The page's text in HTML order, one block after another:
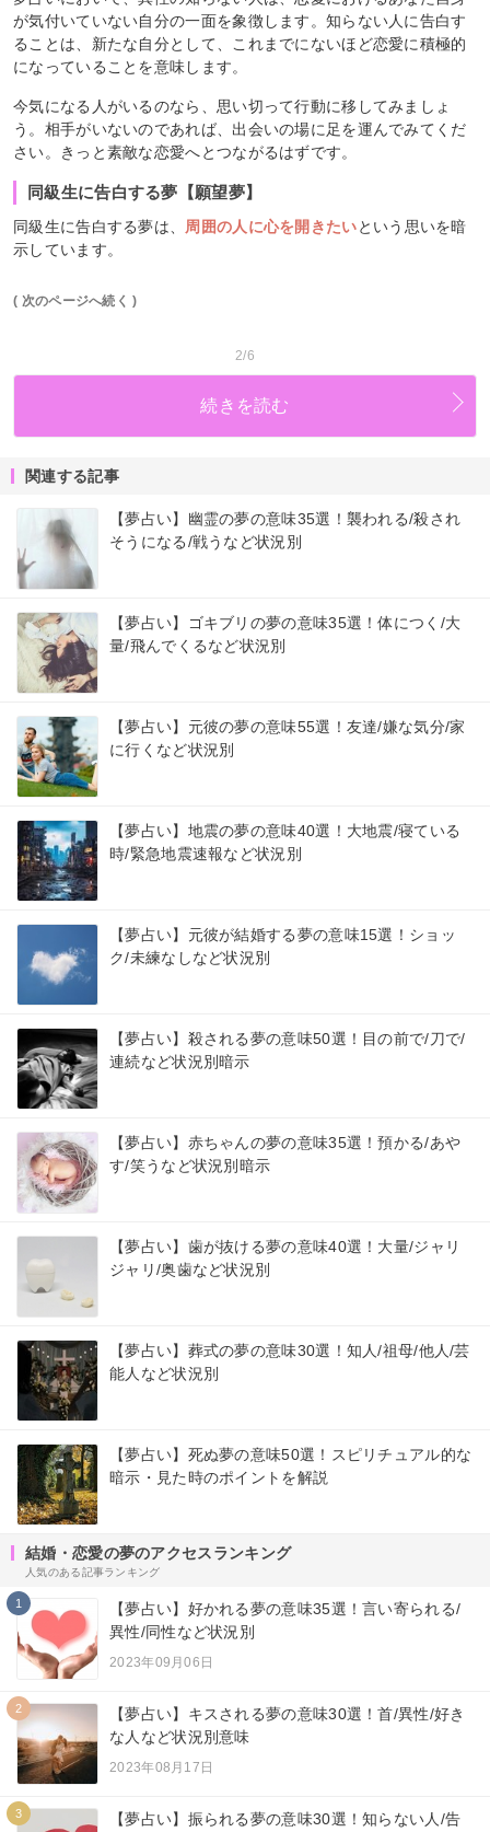
が気付いていない自分の一面を象徴します。知らない人に告白す
ることは、新たな自分として、これまでにないほど恋愛に積極的
になっていることを意味します。
今気になる人がいるのなら、思い切って行動に移してみましょ
う。相手がいないのであれば、出会いの場に足を運んでみてくだ
さい。きっと素敵な恋愛へとつながるはずです。
同級生に告白する夢【願望夢】
同級生に告白する夢は、 周囲の人に心を開きたいという思いを暗
示しています。
( 次のページへ続く )
2/6
続きを読む
関連する記事
【夢占い】幽霊の夢の意味35選！襲われる/殺され
そうになる/戦うなど状況別
【夢占い】ゴキブリの夢の意味35選！体につく/大
量/飛んでくるなど状況別
【夢占い】元彼の夢の意味55選！友達/嫌な気分/家
に行くなど状況別
【夢占い】地震の夢の意味40選！大地震/寝ている
時/緊急地震速報など状況別
【夢占い】元彼が結婚する夢の意味15選！ショッ
ク/未練なしなど状況別
【夢占い】殺される夢の意味50選！目の前で/刀で/
連続など状況別暗示
【夢占い】赤ちゃんの夢の意味35選！預かる/あや
す/笑うなど状況別暗示
【夢占い】歯が抜ける夢の意味40選！大量/ジャリ
ジャリ/奥歯など状況別
【夢占い】葬式の夢の意味30選！知人/祖母/他人/芸
能人など状況別
【夢占い】死ぬ夢の意味50選！スピリチュアル的な
暗示・見た時のポイントを解説
結婚・恋愛の夢のアクセスランキング
人気のある記事ランキング
1
【夢占い】好かれる夢の意味35選！言い寄られる/
異性/同性など状況別
2023年09月06日
2
【夢占い】キスされる夢の意味30選！首/異性/好き
な人など状況別意味
2023年08月17日
3
【夢占い】振られる夢の意味30選！知らない人/告